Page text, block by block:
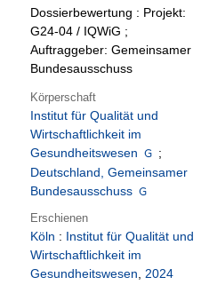
Dossierbewertung : Projekt:
G24-04 / IQWiG ;
Auftraggeber: Gemeinsamer
Bundesausschuss
Körperschaft
Institut für Qualität und
Wirtschaftlichkeit im
Gesundheitswesen
;
Deutschland, Gemeinsamer
Bundesausschuss
Erschienen
Köln : Institut für Qualität und
Wirtschaftlichkeit im
Gesundheitswesen, 2024